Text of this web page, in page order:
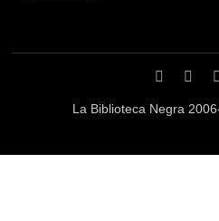
La Biblioteca Negra